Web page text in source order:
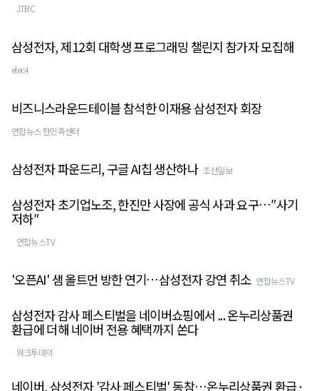
JTBC
삼성전자, 제12회 대학생 프로그래밍 챌린지 참가자 모집해
elec4
비즈니스라운드테이블 참석한 이재용 삼성전자 회장
연합뉴스 한민족센터
삼성전자 파운드리, 구글 AI칩 생산하나 조선일보
삼성전자 초기업노조, 한진만 사장에 공식 사과 요구…″사기
저하″
연합뉴스TV
'오픈AI' 샘 올트먼 방한 연기…삼성전자 강연 취소 연합뉴스TV
삼성전자 감사 페스티벌을 네이버쇼핑에서 ... 온누리상품권
환급에 더해 네이버 전용 혜택까지 쏜다
워크투데이
네이버, 삼성전자 '감사 페스티벌' 동참…온누리상품권 환급·